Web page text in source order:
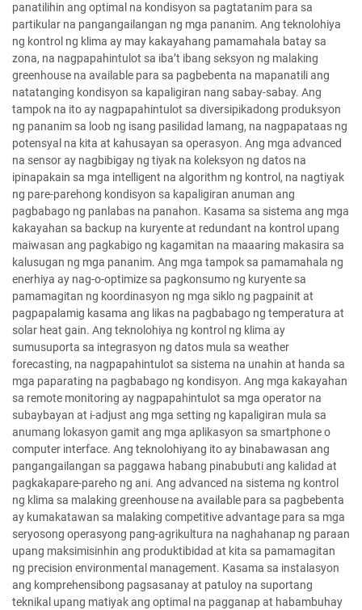
panatilihin ang optimal na kondisyon sa pagtatanim para sa
partikular na pangangailangan ng mga pananim. Ang teknolohiya
ng kontrol ng klima ay may kakayahang pamamahala batay sa
zona, na nagpapahintulot sa iba’t ibang seksyon ng malaking
greenhouse na available para sa pagbebenta na mapanatili ang
natatanging kondisyon sa kapaligiran nang sabay-sabay. Ang
tampok na ito ay nagpapahintulot sa diversipikadong produksyon
ng pananim sa loob ng isang pasilidad lamang, na nagpapataas ng
potensyal na kita at kahusayan sa operasyon. Ang mga advanced
na sensor ay nagbibigay ng tiyak na koleksyon ng datos na
ipinapakain sa mga intelligent na algorithm ng kontrol, na nagtiyak
ng pare-parehong kondisyon sa kapaligiran anuman ang
pagbabago ng panlabas na panahon. Kasama sa sistema ang mga
kakayahan sa backup na kuryente at redundant na kontrol upang
maiwasan ang pagkabigo ng kagamitan na maaaring makasira sa
kalusugan ng mga pananim. Ang mga tampok sa pamamahala ng
enerhiya ay nag-o-optimize sa pagkonsumo ng kuryente sa
pamamagitan ng koordinasyon ng mga siklo ng pagpainit at
pagpapalamig kasama ang likas na pagbabago ng temperatura at
solar heat gain. Ang teknolohiya ng kontrol ng klima ay
sumusuporta sa integrasyon ng datos mula sa weather
forecasting, na nagpapahintulot sa sistema na unahin at handa sa
mga paparating na pagbabago ng kondisyon. Ang mga kakayahan
sa remote monitoring ay nagpapahintulot sa mga operator na
subaybayan at i-adjust ang mga setting ng kapaligiran mula sa
anumang lokasyon gamit ang mga aplikasyon sa smartphone o
computer interface. Ang teknolohiyang ito ay binabawasan ang
pangangailangan sa paggawa habang pinabubuti ang kalidad at
pagkakapare-pareho ng ani. Ang advanced na sistema ng kontrol
ng klima sa malaking greenhouse na available para sa pagbebenta
ay kumakatawan sa malaking competitive advantage para sa mga
seryosong operasyong pang-agrikultura na naghahanap ng paraan
upang maksimisinhin ang produktibidad at kita sa pamamagitan
ng precision environmental management. Kasama sa instalasyon
ang komprehensibong pagsasanay at patuloy na suportang
teknikal upang matiyak ang optimal na pagganap at habambuhay